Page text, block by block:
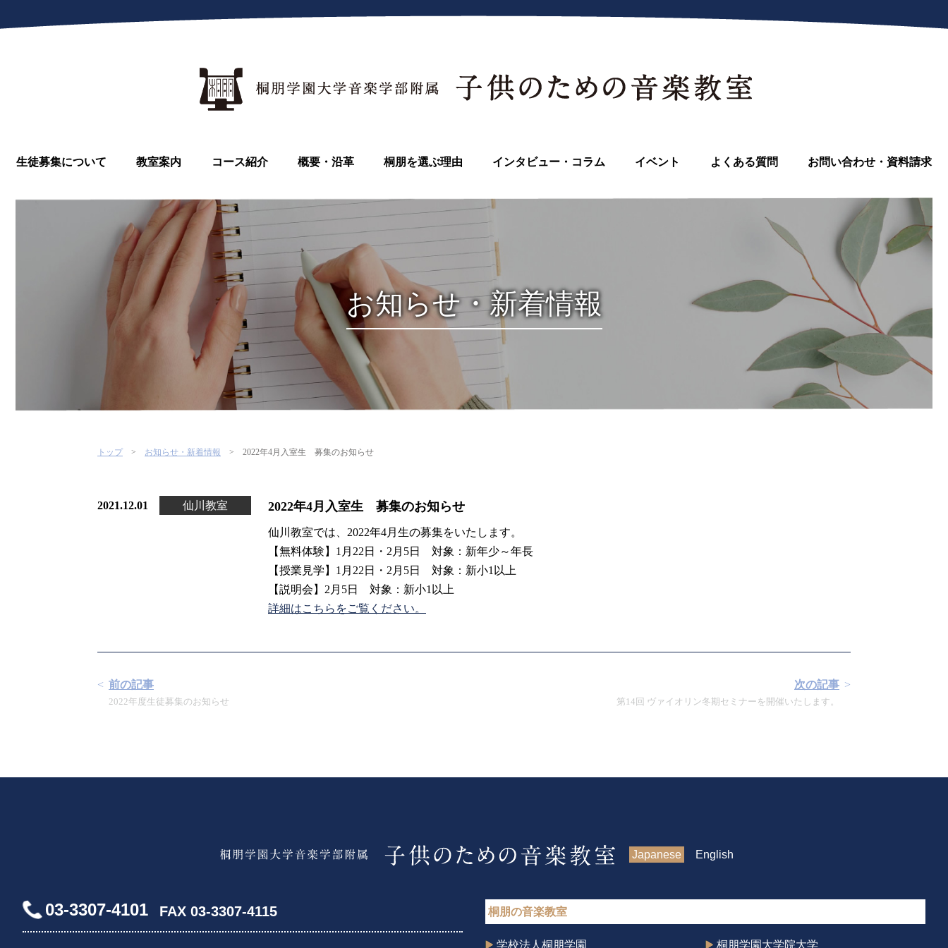
生徒募集について 教室案内 コース紹介 概要・沿革 桐朋を選ぶ理由 インタビュー・コラム イベント よくある質問 お問い合わせ・資料請求
お知らせ・新着情報
トップ お知らせ・新着情報 2022年4月入室生 募集のお知らせ
2021.12.01 仙川教室 2022年4月入室生 募集のお知らせ
仙川教室では、2022年4月生の募集をいたします。
【無料体験】1月22日・2月5日 対象：新年少～年長
【授業見学】1月22日・2月5日 対象：新小1以上
【説明会】2月5日 対象：新小1以上
詳細はこちらをご覧ください。
前の記事
2022年度生徒募集のお知らせ
次の記事
第14回 ヴァイオリン冬期セミナーを開催いたします。
Japanese English
03-3307-4101 FAX 03-3307-4115 桐朋の音楽教室
学校法人桐朋学園 桐朋学園大学院大学